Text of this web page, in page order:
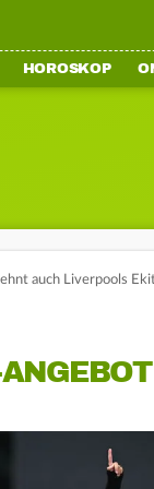
HOROSKOP
auch Liverpools